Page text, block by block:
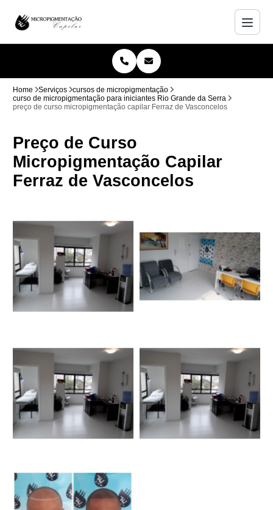
Home Serviços
cursos de micropigmentação
curso de micropigmentação para iniciantes Rio Grande da Serra
preço de curso micropigmentação capilar Ferraz de Vasconcelos
Preço de Curso
Micropigmentação Capilar
Ferraz de Vasconcelos